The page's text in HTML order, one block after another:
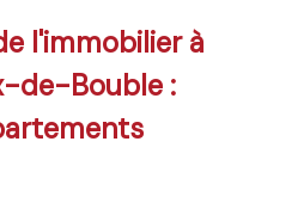
l'immobilier à
de-Bouble :